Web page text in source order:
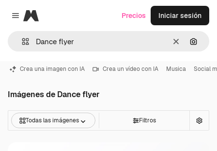
Close menu
Magnific
Borrar
Precios Iniciar sesión
Crea una imagen con IA Crea un vídeo con IA Musica Social
Imágenes de Dance flyer
Todas las imágenes Filtros